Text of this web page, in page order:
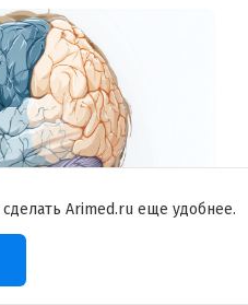
мозга
Arimed.ru еще удобнее.